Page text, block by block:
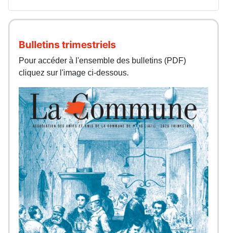
Bulletins trimestriels
Pour accéder à l'ensemble des bulletins (PDF)
cliquez sur l'image ci-dessous.